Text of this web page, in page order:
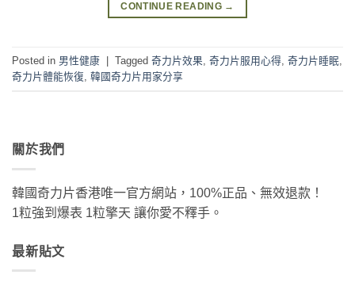
CONTINUE READING →
Posted in 男性健康 | Tagged 奇力片效果 奇力片服用心得 奇力片睡眠
奇力片體能恢復 韓國奇力片用家分享
關於我們
韓國奇力片香港唯一官方網站，100%正品、無效退款！
1粒強到爆表 1粒擎天 讓你愛不釋手。
最新貼文